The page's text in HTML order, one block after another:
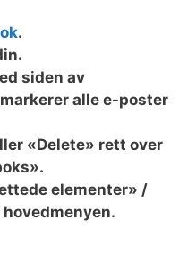
.
siden av
alle e-poster
«Delete» rett over
elementer» /